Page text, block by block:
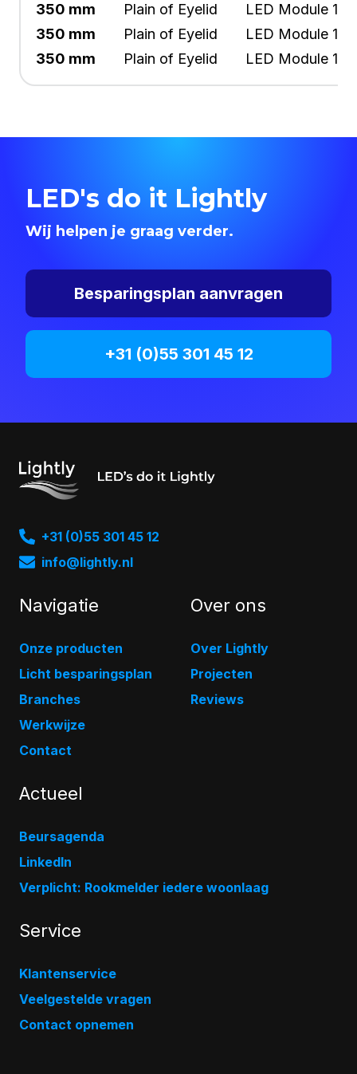
350 mm
Plain of Eyelid
LED Module 11
350 mm
Plain of Eyelid
LED Module 16
350 mm
Plain of Eyelid LED Module 16
LED's do it Lightly
Wij helpen je graag verder.
Besparingsplan aanvragen
+31 (0)55 301 45 12
+31 (0)55 301 45 12
info@lightly.nl
Navigatie
Onze producten
Licht besparingsplan
Branches
Werkwijze
Contact
Over ons
Over Lightly
Projecten
Reviews
Actueel
Beursagenda
LinkedIn
Verplicht: Rookmelder iedere woonlaag
Service
Klantenservice
Veelgestelde vragen
Contact opnemen